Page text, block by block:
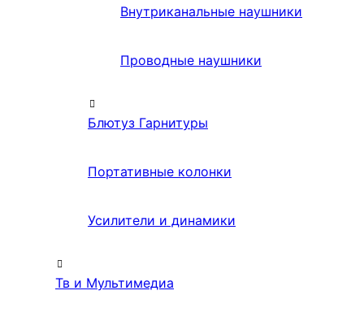
Внутриканальные наушники
Проводные наушники
Блютуз Гарнитуры
Портативные колонки
Усилители и динамики
Тв и Мультимедиа